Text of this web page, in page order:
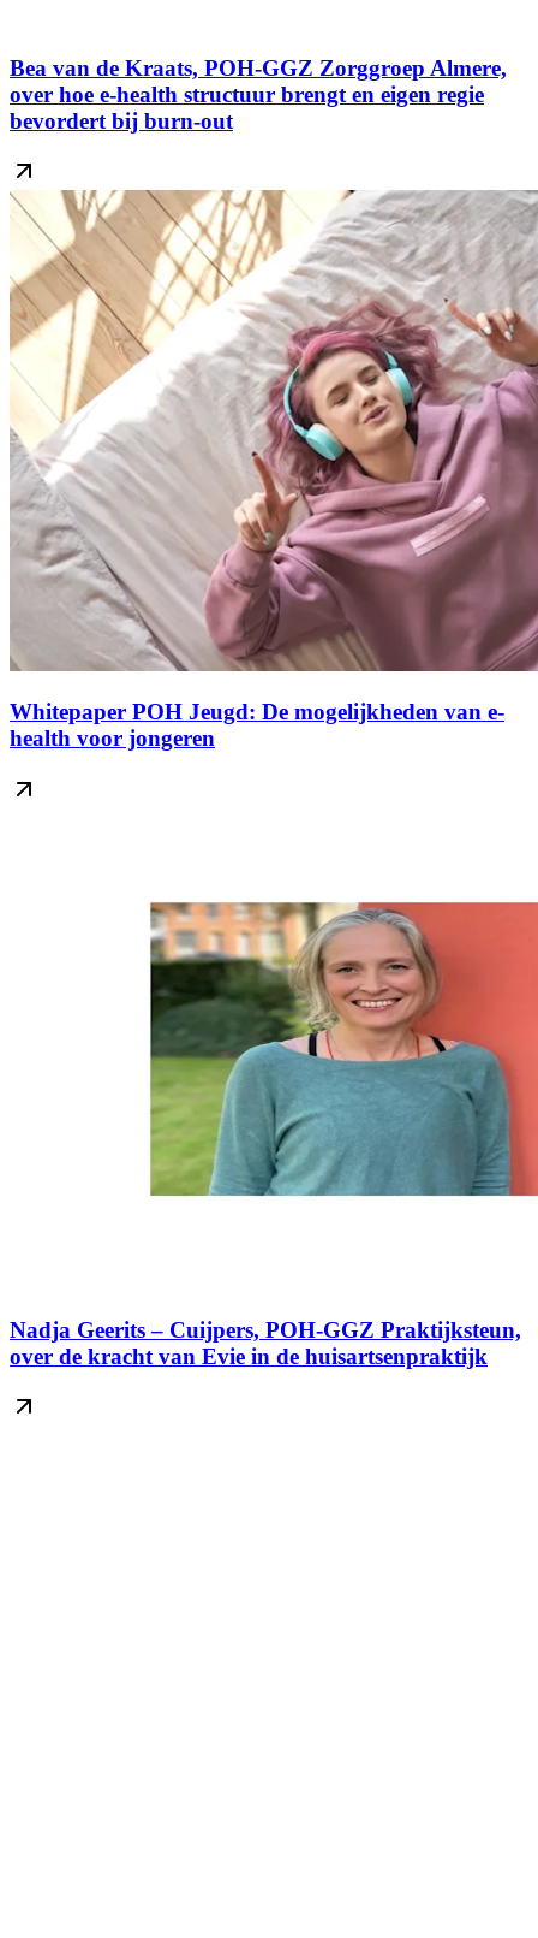
Bea van de Kraats, POH-GGZ Zorggroep Almere,
over hoe e-health structuur brengt en eigen regie
bevordert bij burn-out
Whitepaper POH Jeugd: De mogelijkheden van e-
health voor jongeren
Nadja Geerits – Cuijpers, POH-GGZ Praktijksteun,
over de kracht van Evie in de huisartsenpraktijk